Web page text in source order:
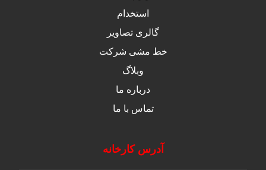
استخدام
گالری تصاویر
خط مشی شرکت
وبلاگ
درباره ما
تماس با ما
آدرس کارخانه